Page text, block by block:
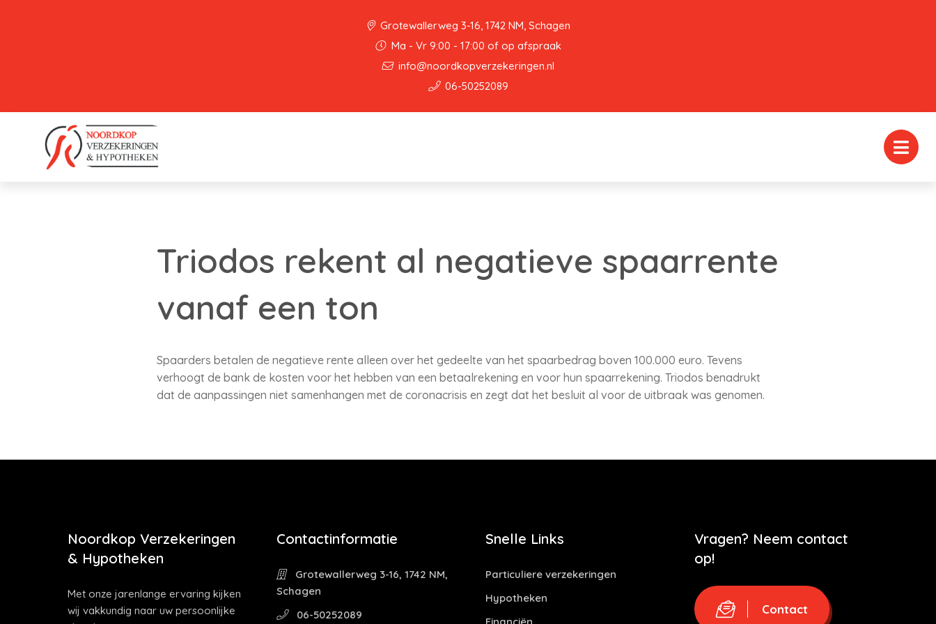
Grotewallerweg 3-16, 1742 NM, Schagen
Ma - Vr 9:00 - 17:00 of op afspraak
info@noordkopverzekeringen.nl
06-50252089
Triodos rekent al negatieve spaarrente
vanaf een ton
Spaarders betalen de negatieve rente alleen over het gedeelte van het spaarbedrag boven 100.000 euro. Tevens
verhoogt de bank de kosten voor het hebben van een betaalrekening en voor hun spaarrekening. Triodos benadrukt
dat de aanpassingen niet samenhangen met de coronacrisis en zegt dat het besluit al voor de uitbraak was genomen.
Noordkop Verzekeringen
& Hypotheken
Met onze jarenlange ervaring kijken
wij vakkundig naar uw persoonlijke
Contactinformatie
Grotewallerweg 3-16, 1742 NM,
Schagen
06-50252089
Snelle Links
Particuliere verzekeringen
Hypotheken
Vragen? Neem contact
op!
Contact